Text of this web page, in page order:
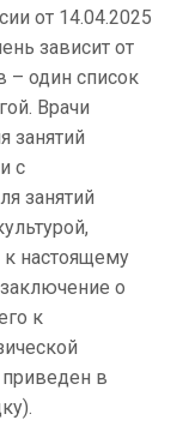
от 14.04.2025
зависит от
– один список
Врачи
занятий
с
занятий
настоящему
о
к
в